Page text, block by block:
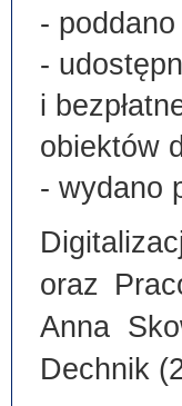
-
-
i
obiektów
- wydano
oraz
Anna
Dechnik